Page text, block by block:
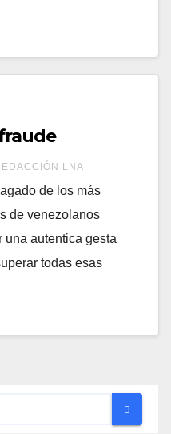
LNA
de los más
de venezolanos
una autentica gesta
todas esas